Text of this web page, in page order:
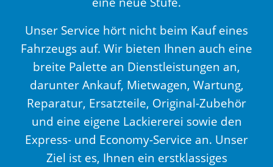
Unser Service hört nicht beim Kauf eines
Fahrzeugs auf. Wir bieten Ihnen auch eine
breite Palette an Dienstleistungen an,
darunter Ankauf, Mietwagen, Wartung,
Reparatur, Ersatzteile, Original-Zubehör
und eine eigene Lackiererei sowie den
Express- und Economy-Service an. Unser
Ziel ist es, Ihnen ein erstklassiges